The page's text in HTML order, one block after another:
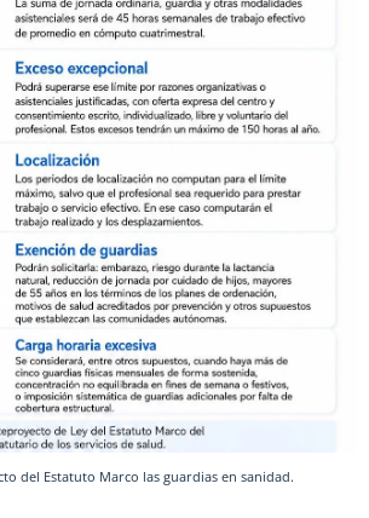
del Estatuto Marco las guardias en sanidad.